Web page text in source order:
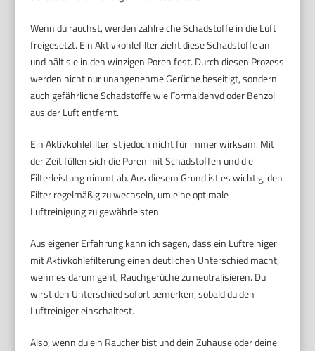
Wenn du rauchst, werden zahlreiche Schadstoffe in die Luft
freigesetzt. Ein Aktivkohlefilter zieht diese Schadstoffe an
und hält sie in den winzigen Poren fest. Durch diesen Prozess
werden nicht nur unangenehme Gerüche beseitigt, sondern
auch gefährliche Schadstoffe wie Formaldehyd oder Benzol
aus der Luft entfernt.
Ein Aktivkohlefilter ist jedoch nicht für immer wirksam. Mit
der Zeit füllen sich die Poren mit Schadstoffen und die
Filterleistung nimmt ab. Aus diesem Grund ist es wichtig, den
Filter regelmäßig zu wechseln, um eine optimale
Luftreinigung zu gewährleisten.
Aus eigener Erfahrung kann ich sagen, dass ein Luftreiniger
mit Aktivkohlefilterung einen deutlichen Unterschied macht,
wenn es darum geht, Rauchgerüche zu neutralisieren. Du
wirst den Unterschied sofort bemerken, sobald du den
Luftreiniger einschaltest.
Also, wenn du ein Raucher bist und dein Zuhause oder deine